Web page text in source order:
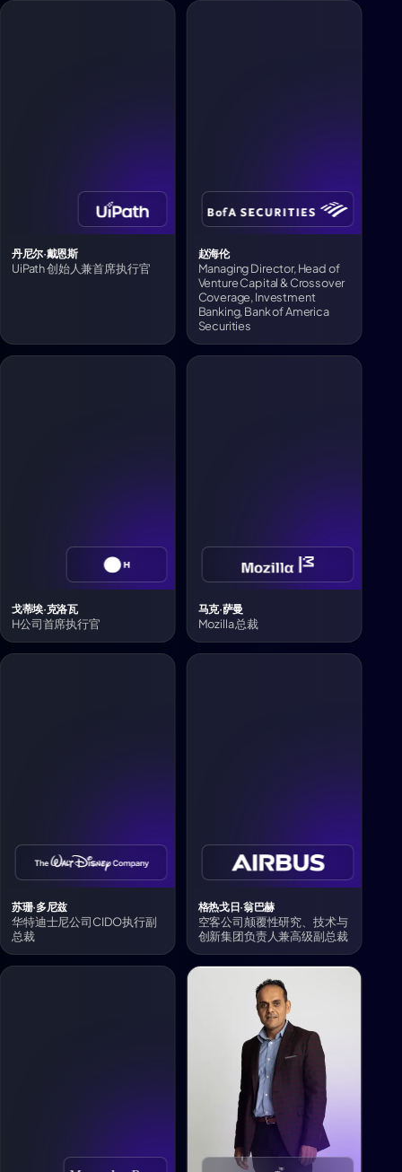
丹尼尔·戴恩斯
UiPath 创始人兼首席执行官
赵海伦
Managing Director, Head of
Venture Capital & Crossover
Coverage, Investment
Banking, Bank of America
Securities
戈蒂埃·克洛瓦
H公司首席执行官
马克·萨曼
Mozilla 总裁
苏珊·多尼兹
华特迪士尼公司CIDO执行副
总裁
格热戈日·翁巴赫
空客公司颠覆性研究、技术与
创新集团负责人兼高级副总裁